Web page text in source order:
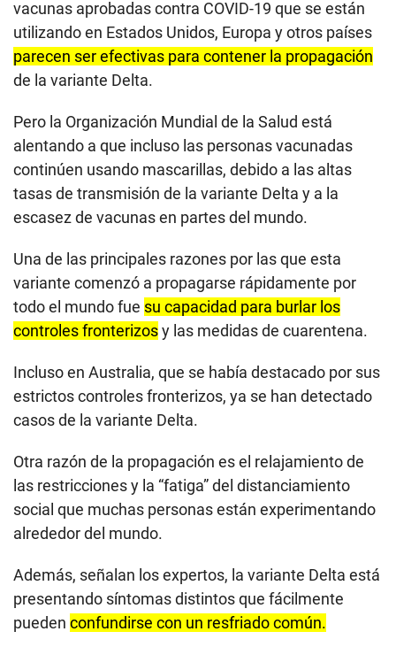
vacunas aprobadas contra COVID-19 que se están
utilizando en Estados Unidos, Europa y otros países
parecen ser efectivas para contener la propagación
de la variante Delta.
Pero la Organización Mundial de la Salud está
alentando a que incluso las personas vacunadas
continúen usando mascarillas, debido a las altas
tasas de transmisión de la variante Delta y a la
escasez de vacunas en partes del mundo.
Una de las principales razones por las que esta
variante comenzó a propagarse rápidamente por
todo el mundo fue su capacidad para burlar los
controles fronterizosy las medidas de cuarentena.
Incluso en Australia, que se había destacado por sus
estrictos controles fronterizos, ya se han detectado
casos de la variante Delta.
Otra razón de la propagación es el relajamiento de
las restricciones y la “fatiga” del distanciamiento
social que muchas personas están experimentando
alrededor del mundo.
Además, señalan los expertos, la variante Delta está
presentando síntomas distintos que fácilmente
pueden confundirse con un resfriado común.